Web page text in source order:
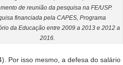
de reunião da pesquisa na FE/USP.
financiada pela CAPES, Programa
da Educação entre 2009 a 2013 e 2012 a
2016.
Por isso mesmo, a defesa do salário